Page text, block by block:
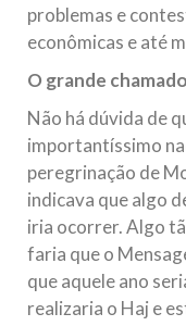
problemas e
econômicas e até
O grande
Não há dúvida de
importantíssimo
peregrinação de
indicava que algo
iria ocorrer. Algo
faria que o
que aquele ano
realizaria o Haj e